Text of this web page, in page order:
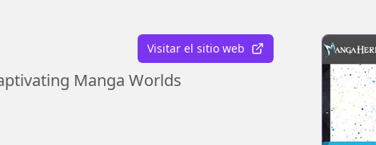
Visitar el sitio web
Manga Worlds